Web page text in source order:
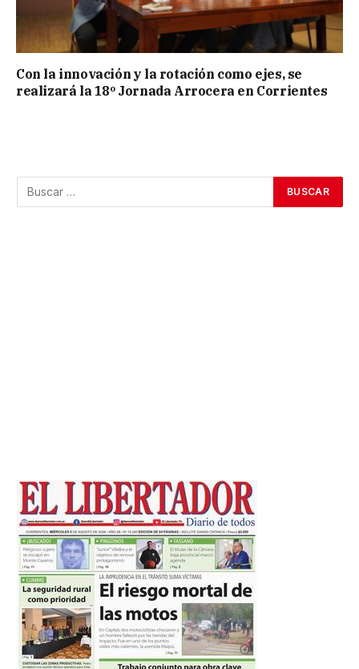
Con la innovación y la rotación como ejes, se
realizará la 18º Jornada Arrocera en Corrientes